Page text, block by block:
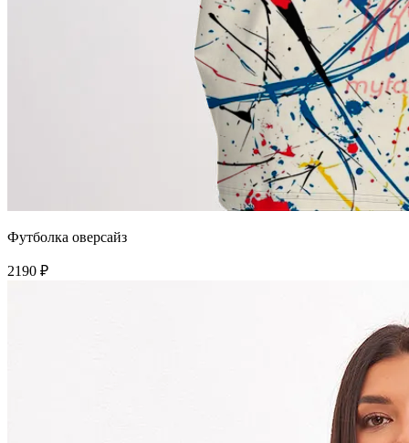
Футболка оверсайз
2190 ₽